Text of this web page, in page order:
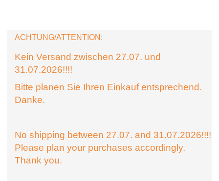
ACHTUNG/ATTENTION:
Kein Versand zwischen 27.07. und
31.07.2026!!!!
Bitte planen Sie Ihren Einkauf entsprechend.
Danke.
No shipping between 27.07. and 31.07.2026!!!!
Please plan your purchases accordingly.
Thank you.